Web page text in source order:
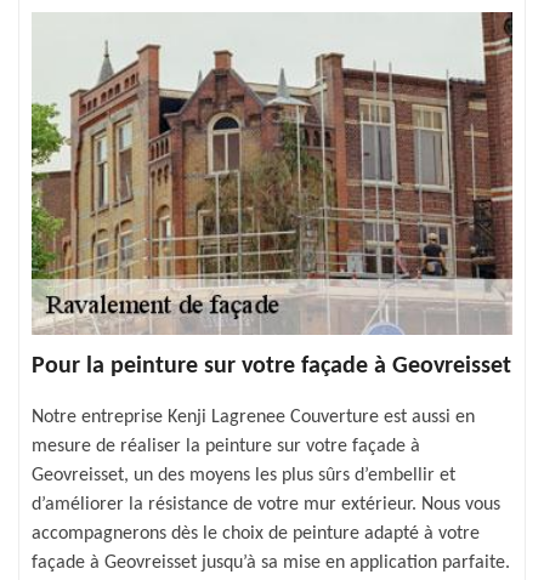
Pour la peinture sur votre façade à Geovreisset
Notre entreprise Kenji Lagrenee Couverture est aussi en
mesure de réaliser la peinture sur votre façade à
Geovreisset, un des moyens les plus sûrs d’embellir et
d’améliorer la résistance de votre mur extérieur. Nous vous
accompagnerons dès le choix de peinture adapté à votre
façade à Geovreisset jusqu’à sa mise en application parfaite.